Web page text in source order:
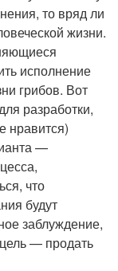
то вряд ли
жизни.
исполнение
грибов. Вот
разработки,
нравится)
—
что
будут
заблуждение,
— продать